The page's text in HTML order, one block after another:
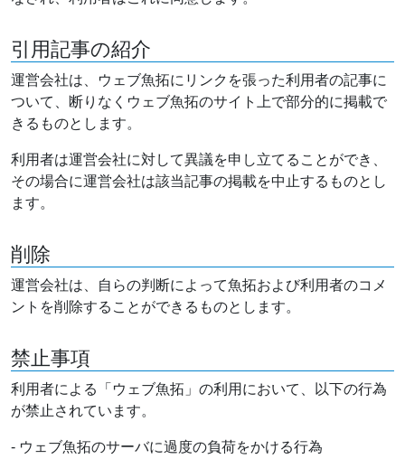
引用記事の紹介
運営会社は、ウェブ魚拓にリンクを張った利用者の記事に
ついて、断りなくウェブ魚拓のサイト上で部分的に掲載で
きるものとします。
利用者は運営会社に対して異議を申し立てることができ、
その場合に運営会社は該当記事の掲載を中止するものとし
ます。
削除
運営会社は、自らの判断によって魚拓および利用者のコメ
ントを削除することができるものとします。
禁止事項
利用者による「ウェブ魚拓」の利用において、以下の行為
が禁止されています。
- ウェブ魚拓のサーバに過度の負荷をかける行為